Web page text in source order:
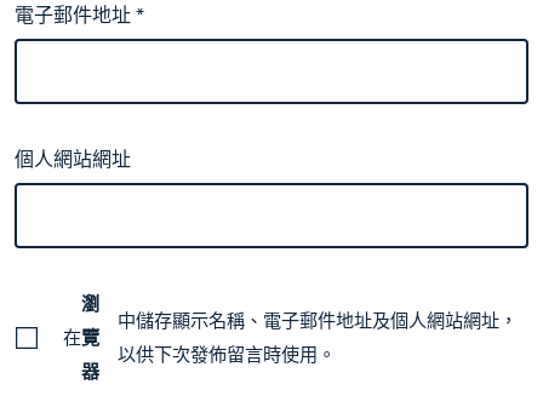
電子郵件地址*
個人網站網址
在
瀏
覽
器
中儲存顯示名稱、電子郵件地址及個人網站網址，
以供下次發佈留言時使用。